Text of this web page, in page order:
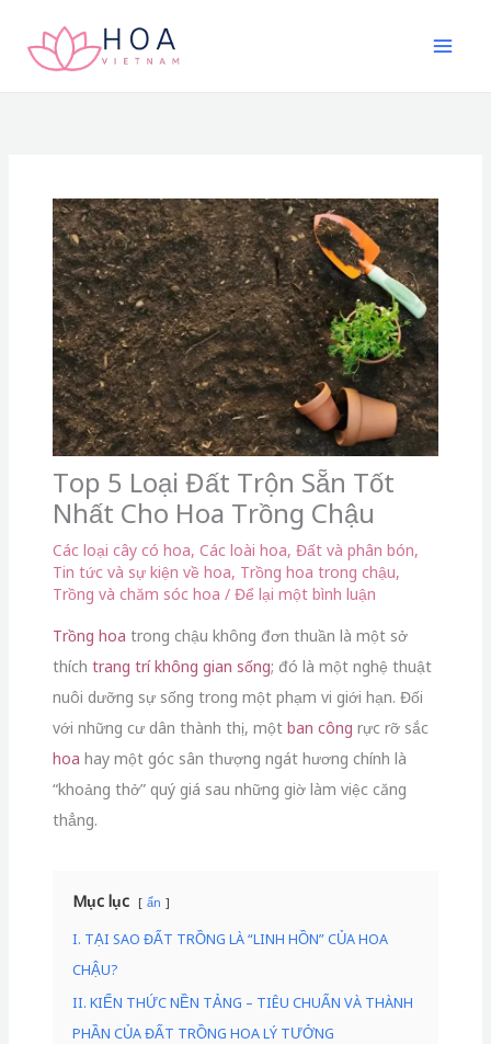
Top 5 Loại Đất Trộn Sẵn Tốt
Nhất Cho Hoa Trồng Chậu
Các loại cây có hoa, Các loài hoa, Đất và phân bón,
Tin tức và sự kiện về hoa, Trồng hoa trong chậu,
Trồng và chăm sóc hoa / Để lại một bình luận
Trồng hoa trong chậu không đơn thuần là một sở
thích trang trí không gian sống; đó là một nghệ thuật
nuôi dưỡng sự sống trong một phạm vi giới hạn. Đối
với những cư dân thành thị, một ban công rực rỡ sắc
hoa hay một góc sân thượng ngát hương chính là
“khoảng thở” quý giá sau những giờ làm việc căng
thẳng.
Mục lục ẩn
I. TẠI SAO ĐẤT TRỒNG LÀ “LINH HỒN” CỦA HOA
CHẬU?
II. KIẾN THỨC NỀN TẢNG – TIÊU CHUẨN VÀ THÀNH
PHẦN CỦA ĐẤT TRỒNG HOA LÝ TƯỞNG